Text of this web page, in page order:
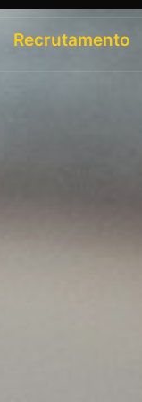
Recrutamento